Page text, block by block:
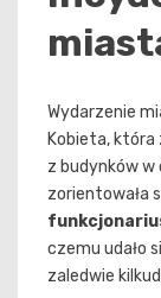
Wydarzenie
Kobieta, która
z budynków w
zorientowała
czemu udało
zaledwie